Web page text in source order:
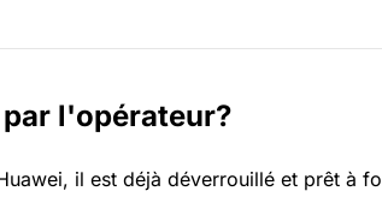
l'opérateur?
il est déjà déverrouillé et prêt à